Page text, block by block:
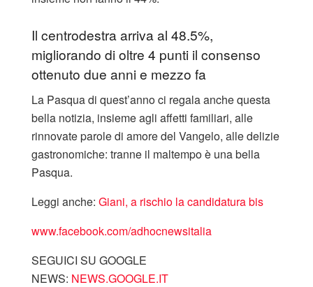
Il centrodestra arriva al 48.5%,
migliorando di oltre 4 punti il consenso
ottenuto due anni e mezzo fa
La Pasqua di quest’anno ci regala anche questa
bella notizia, insieme agli affetti familiari, alle
rinnovate parole di amore del Vangelo, alle delizie
gastronomiche: tranne il maltempo è una bella
Pasqua.
Leggi anche: Giani, a rischio la candidatura bis
www.facebook.com/adhocnewsitalia
SEGUICI SU GOOGLE
NEWS: NEWS.GOOGLE.IT